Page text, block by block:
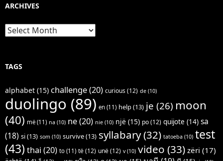
ARCHIVES
Archives
TAGS
alphabet (15) challenge(20) curious(12) de (10)
duolingo (89) en (11) help(13) je (26) moon
(40) më (11) na (10) ne(20) nie (10) një (15) po(12) quijote (14) sa
(18) si(13) som (10) survive(13) syllabary(32) tatoeba (10) test
(43) thai (20) to (11) të(12) unë(12) v(10) video (33) zëri (17)